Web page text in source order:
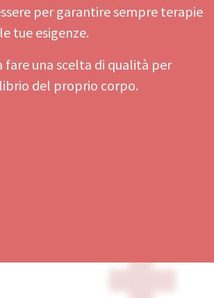
per garantire sempre terapie
tue esigenze.
fare una scelta di qualità per
del proprio corpo.